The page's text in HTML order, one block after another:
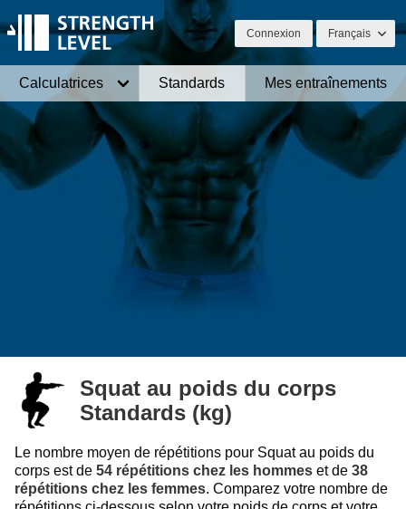
Connexion Français
Calculatrices Standards Mes entraînements
Squat au poids du corps
Standards (kg)
Le nombre moyen de répétitions pour Squat au poids du
corps est de 54 répétitions chez les hommes et de 38
répétitions chez les femmes. Comparez votre nombre de